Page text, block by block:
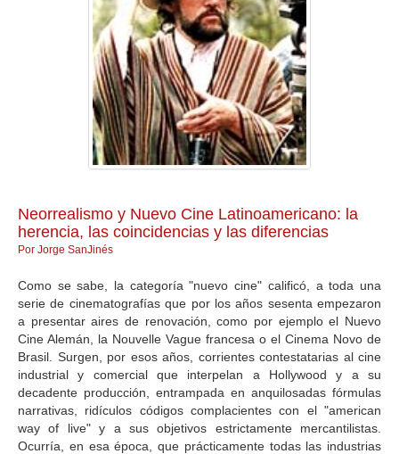
GALERIA
Neorrealismo y Nuevo Cine Latinoamericano: la
herencia, las coincidencias y las diferencias
Por Jorge SanJinés
Como se sabe, la categoría "nuevo cine" calificó, a toda una
serie de cinematografías que por los años sesenta empezaron
a presentar aires de renovación, como por ejemplo el Nuevo
Cine Alemán, la Nouvelle Vague francesa o el Cinema Novo de
Brasil. Surgen, por esos años, corrientes contestatarias al cine
industrial y comercial que interpelan a Hollywood y a su
decadente producción, entrampada en anquilosadas fórmulas
narrativas, ridículos códigos complacientes con el "american
way of live" y a sus objetivos estrictamente mercantilistas.
Ocurría, en esa época, que prácticamente todas las industrias